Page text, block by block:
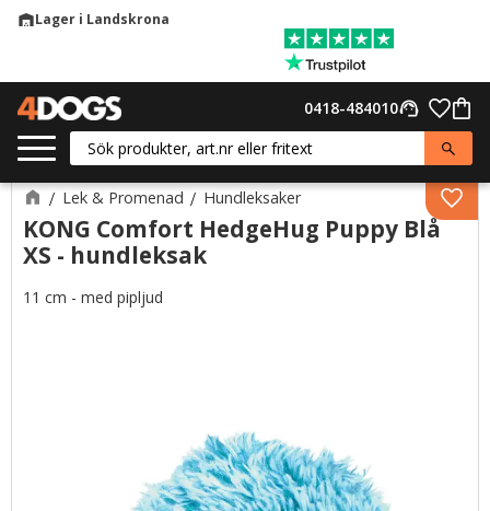
warehouseLager i Landskrona
support_agent
0418-484010
Lek & Promenad Hundleksaker
KONG Comfort HedgeHug Puppy Blå
XS - hundleksak
11 cm - med pipljud